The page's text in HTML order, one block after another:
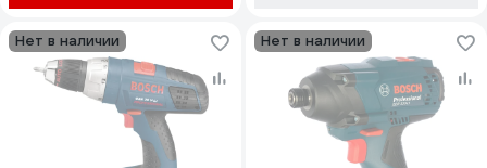
Нет в наличии Нет в наличии